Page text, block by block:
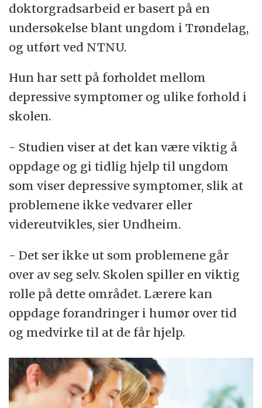
doktorgradsarbeid er basert på en
undersøkelse blant ungdom i Trøndelag,
og utført ved NTNU.
Hun har sett på forholdet mellom
depressive symptomer og ulike forhold i
skolen.
- Studien viser at det kan være viktig å
oppdage og gi tidlig hjelp til ungdom
som viser depressive symptomer, slik at
problemene ikke vedvarer eller
videreutvikles, sier Undheim.
- Det ser ikke ut som problemene går
over av seg selv. Skolen spiller en viktig
rolle på dette området. Lærere kan
oppdage forandringer i humør over tid
og medvirke til at de får hjelp.